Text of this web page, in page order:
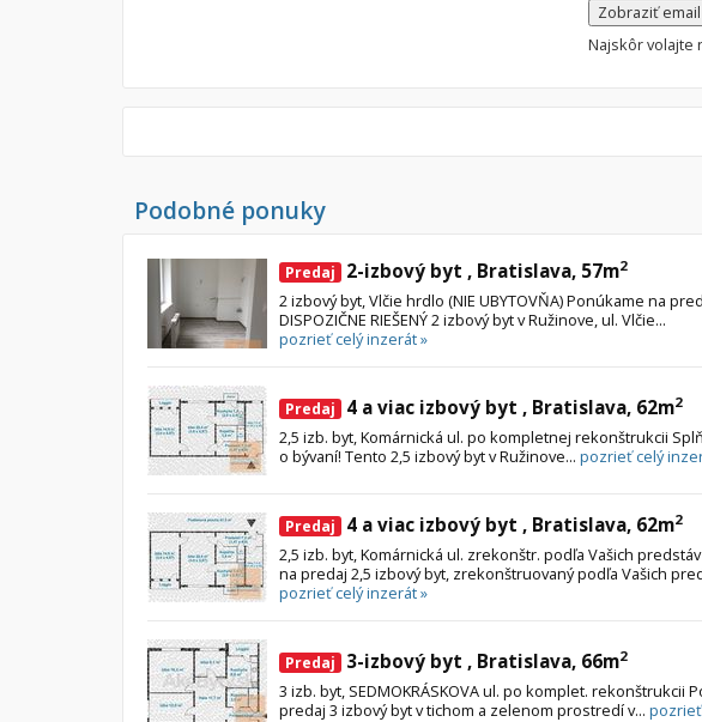
Zobraziť email
Najskôr volajte
Podobné ponuky
Predaj 2-izbový byt , Bratislava, 57m2
2 izbový byt, Vlčie hrdlo (NIE UBYTOVŇA) Ponúkame na
DISPOZIČNE RIEŠENÝ 2 izbový byt v Ružinove, ul. Vlčie...
pozrieť celý inzerát »
Predaj 4 a viac izbový byt , Bratislava, 62m2
2,5 izb. byt, Komárnická ul. po kompletnej rekonštrukcii
o bývaní! Tento 2,5 izbový byt v Ružinove... pozrieť celý
Predaj 4 a viac izbový byt , Bratislava, 62m2
2,5 izb. byt, Komárnická ul. zrekonštr. podľa Vašich
na predaj 2,5 izbový byt, zrekonštruovaný podľa Vašich
pozrieť celý inzerát »
Predaj 3-izbový byt , Bratislava, 66m2
3 izb. byt, SEDMOKRÁSKOVA ul. po komplet. rekonštrukcii
predaj 3 izbový byt v tichom a zelenom prostredí v...